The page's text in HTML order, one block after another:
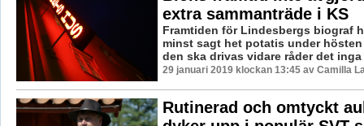
extra sammanträde i KS
Framtiden för Lindesbergs biograf
minst sagt het potatis under
den ska drivas vidare råder det
29 januari 2019 klockan 13:45 av Camilla
Rutinerad och omtyckt